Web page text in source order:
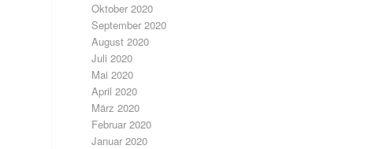
Oktober 2020
September 2020
August 2020
Juli 2020
Mai 2020
April 2020
März 2020
Februar 2020
Januar 2020